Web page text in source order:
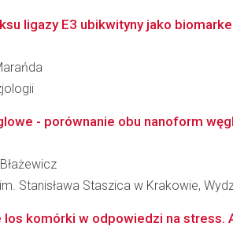
ligazy E3 ubikwityny jako
- porównanie obu nanoform
Stanisława Staszica w Krakowie,
komórki w odpowiedzi na stress.